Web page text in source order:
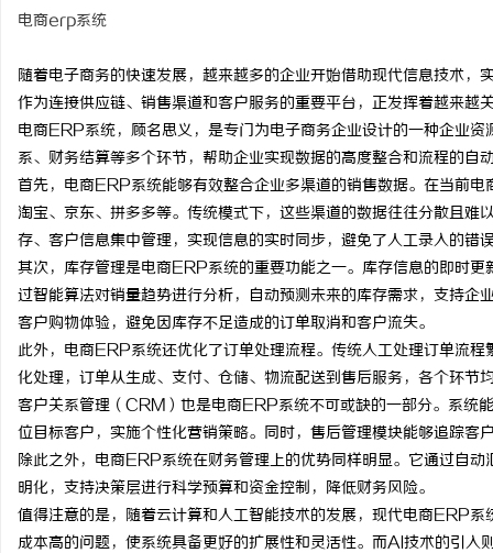
电商erp系统
随着电子商务的快速发展，越来越多的企业开始借助现代信息技术
作为连接供应链、销售渠道和客户服务的重要平台，正发挥着越来越
电商ERP系统，顾名思义，是专门为电子商务企业设计的一种企业
系、财务结算等多个环节，帮助企业实现数据的高度整合和流程的自
首先，电商ERP系统能够有效整合企业多渠道的销售数据。在当前
淘宝、京东、拼多多等。传统模式下，这些渠道的数据往往分散且
存、客户信息集中管理，实现信息的实时同步，避免了人工录入的错
其次，库存管理是电商ERP系统的重要功能之一。库存信息的即时
过智能算法对销量趋势进行分析，自动预测未来的库存需求，支持
客户购物体验，避免因库存不足造成的订单取消和客户流失。
此外，电商ERP系统还优化了订单处理流程。传统人工处理订单流
化处理，订单从生成、支付、仓储、物流配送到售后服务，各个环节
客户关系管理（CRM）也是电商ERP系统不可或缺的一部分。系统
位目标客户，实施个性化营销策略。同时，售后管理模块能够追踪客
除此之外，电商ERP系统在财务管理上的优势同样明显。它通过自
明化，支持决策层进行科学预算和资金控制，降低财务风险。
值得注意的是，随着云计算和人工智能技术的发展，现代电商ERP
成本高的问题，使系统具备更好的扩展性和灵活性。而AI技术的引